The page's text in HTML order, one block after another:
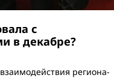
с
в декабре?
региона-